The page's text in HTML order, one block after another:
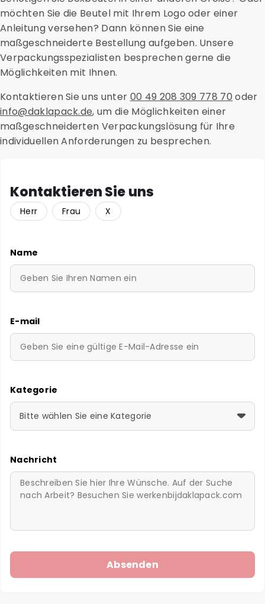
möchten Sie die Beutel mit Ihrem Logo oder einer
Anleitung versehen? Dann können Sie eine
maßgeschneiderte Bestellung aufgeben. Unsere
Verpackungsspezialisten besprechen gerne die
Möglichkeiten mit Ihnen.
Kontaktieren Sie uns unter 00 49 208 309 778 70 oder
info@daklapack.de, um die Möglichkeiten einer
maßgeschneiderten Verpackungslösung für Ihre
individuellen Anforderungen zu besprechen.
Kontaktieren Sie uns
Herr Frau X
Name
E-mail
Kategorie
Bitte wählen Sie eine Kategorie
Nachricht